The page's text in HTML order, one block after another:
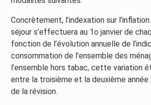
Concrètement, l’indexation sur
séjour s’effectuera au 1o janvier de
fonction de l’évolution annuelle de
consommation de l’ensemble des
l’ensemble hors tabac, cette variation
entre la troisième et la deuxième
de la révision.